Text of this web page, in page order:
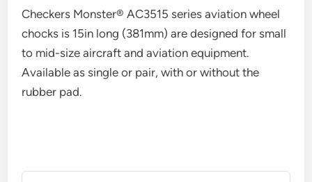
Checkers Monster® AC3515 series aviation wheel
chocks is 15in long (381mm) are designed for small
to mid-size aircraft and aviation equipment.
Available as single or pair, with or without the
rubber pad.